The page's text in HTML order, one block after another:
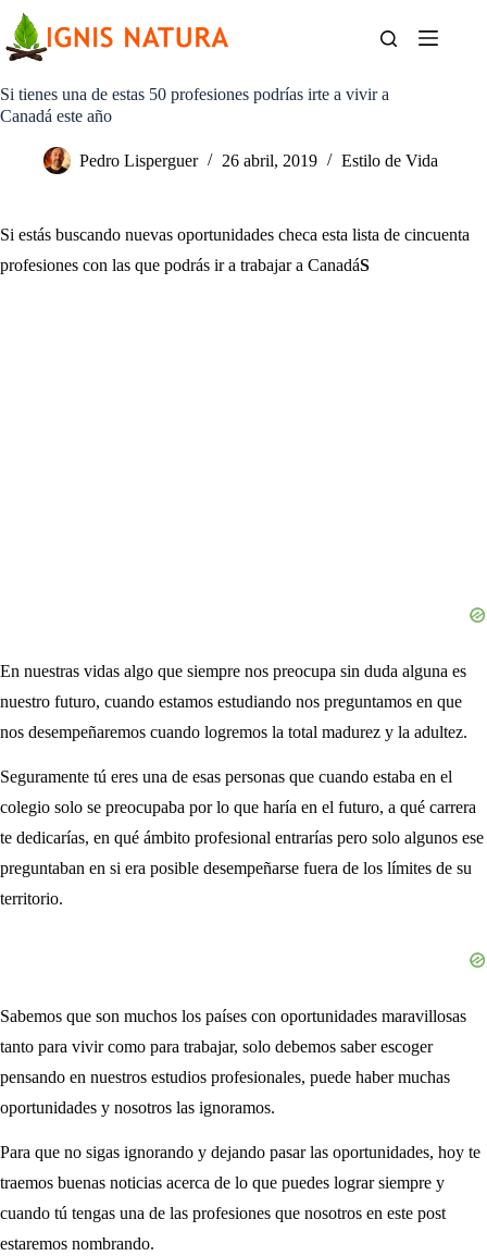
contenido
Si tienes una de estas 50 profesiones podrías irte a vivir a
Canadá este año
Pedro Lisperguer 26 abril, 2019 Estilo de Vida
Si estás buscando nuevas oportunidades checa esta lista de cincuenta
profesiones con las que podrás ir a trabajar a CanadáS
En nuestras vidas algo que siempre nos preocupa sin duda alguna es
nuestro futuro, cuando estamos estudiando nos preguntamos en que
nos desempeñaremos cuando logremos la total madurez y la adultez.
Seguramente tú eres una de esas personas que cuando estaba en el
colegio solo se preocupaba por lo que haría en el futuro, a qué carrera
te dedicarías, en qué ámbito profesional entrarías pero solo algunos ese
preguntaban en si era posible desempeñarse fuera de los límites de su
territorio.
Sabemos que son muchos los países con oportunidades maravillosas
tanto para vivir como para trabajar, solo debemos saber escoger
pensando en nuestros estudios profesionales, puede haber muchas
oportunidades y nosotros las ignoramos.
Para que no sigas ignorando y dejando pasar las oportunidades, hoy te
traemos buenas noticias acerca de lo que puedes lograr siempre y
cuando tú tengas una de las profesiones que nosotros en este post
estaremos nombrando.